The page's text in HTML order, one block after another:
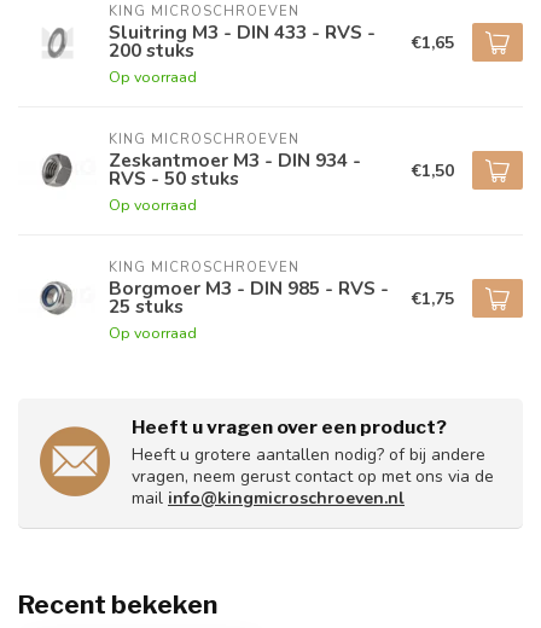
KING MICROSCHROEVEN
Sluitring M3 - DIN 433 - RVS -
200 stuks
Op voorraad
€1,65
KING MICROSCHROEVEN
Zeskantmoer M3 - DIN 934 -
RVS - 50 stuks
Op voorraad
€1,50
KING MICROSCHROEVEN
Borgmoer M3 - DIN 985 - RVS -
25 stuks
Op voorraad
€1,75
Heeft u vragen over een product?
Heeft u grotere aantallen nodig? of bij andere
vragen, neem gerust contact op met ons via de
mail info@kingmicroschroeven.nl
Recent bekeken